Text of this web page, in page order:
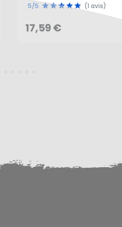
5/5 (1 avis)
17,59 €AJOUTER AU PANIER